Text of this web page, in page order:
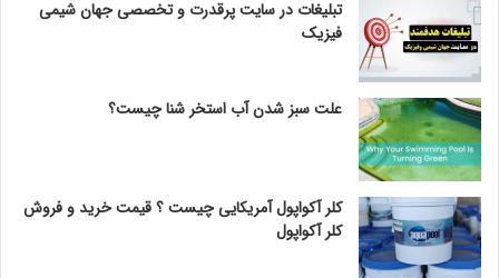
تبلیغات در سایت پرقدرت و تخصصی جهان شیمی
فیزیک
علت سبز شدن آب استخر شنا چیست؟
کلر آکواپول آمریکایی چیست ؟ قیمت خرید و فروش
کلر آکواپول